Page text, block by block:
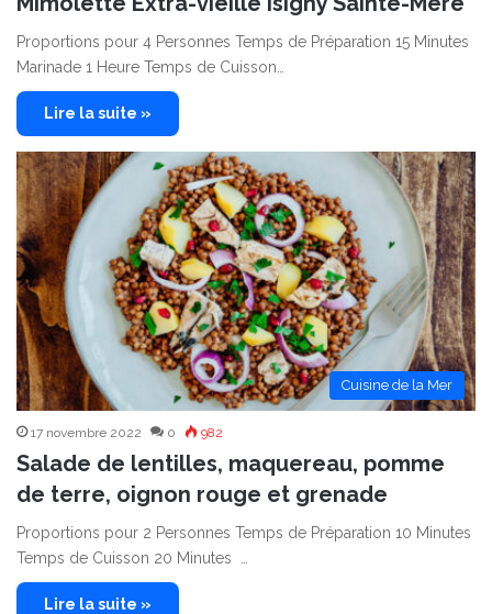
Proportions pour 4 Personnes Temps de Préparation 15 Minutes
Marinade 1 Heure Temps de Cuisson…
Lire la suite »
Cuisine de la Mer
17 novembre 2022 0 982
Salade de lentilles, maquereau, pomme
de terre, oignon rouge et grenade
Proportions pour 2 Personnes Temps de Préparation 10 Minutes
Temps de Cuisson 20 Minutes …
Lire la suite »